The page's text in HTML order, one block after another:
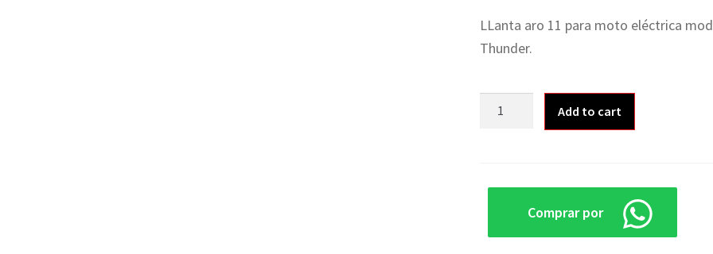
LLanta aro 11 para moto eléctrica
Thunder.
Llanta
quantity
Add to cart
Comprar por